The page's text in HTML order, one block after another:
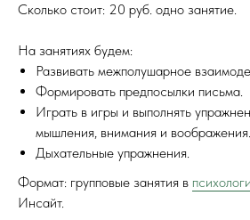
Сколько стоит: 20 руб. одно занятие.
На занятиях будем:
Развивать межполушарное
Формировать предпосылки письма.
Играть в игры и выполнять
мышления, внимания и воображения.
Дыхательные упражнения.
Формат: групповые занятия в
Инсайт.